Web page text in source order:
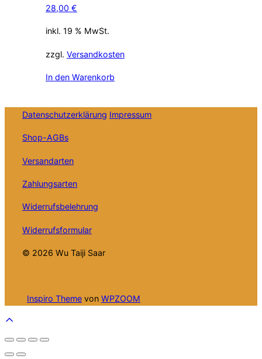
28,00 €
inkl. 19 % MwSt.
zzgl. Versandkosten
In den Warenkorb
Datenschutzerklärung Impressum
Shop-AGBs
Versandarten
Zahlungsarten
Widerrufsbelehrung
Widerrufsformular
© 2026 Wu Taiji Saar
Inspiro Theme von WPZOOM
to
top